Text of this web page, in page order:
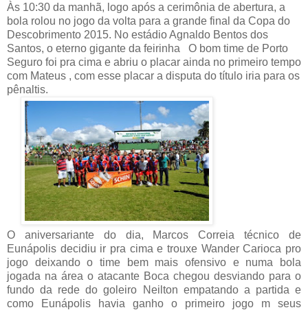
Às 10:30 da manhã, logo após a cerimônia de abertura, a
bola rolou no jogo da volta para a grande final da Copa do
Descobrimento 2015. No estádio Agnaldo Bentos dos
Santos, o eterno gigante da feirinha
O bom time de Porto
Seguro foi pra cima e abriu o placar ainda no primeiro tempo
com Mateus , com esse placar a disputa do título iria para os
pênaltis.
O aniversariante do dia, Marcos Correia técnico de
Eunápolis decidiu ir pra cima e trouxe Wander Carioca pro
jogo deixando o time bem mais ofensivo e numa bola
jogada na área o atacante Boca chegou desviando para o
fundo da rede do goleiro Neilton empatando a partida e
como Eunápolis havia ganho o primeiro jogo m seus